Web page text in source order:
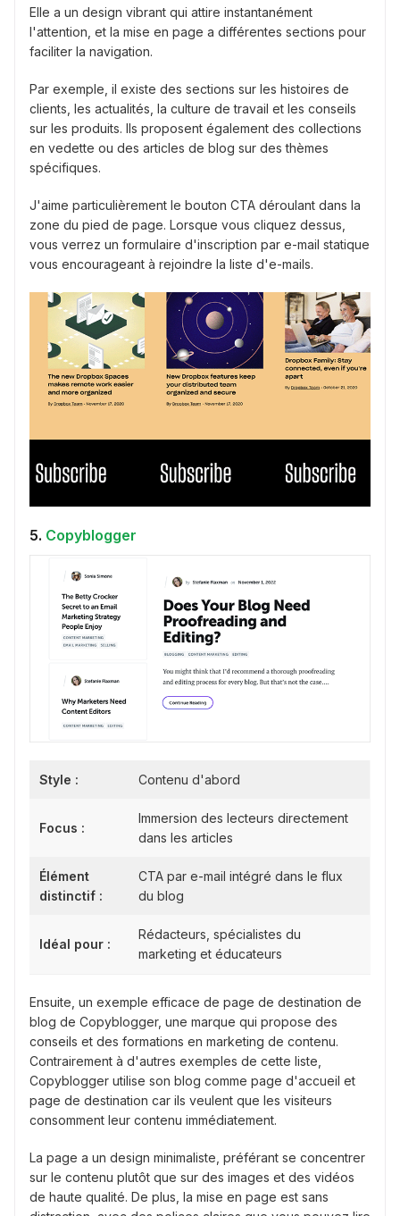
Elle a un design vibrant qui attire instantanément
l'attention, et la mise en page a différentes sections pour
faciliter la navigation.
Par exemple, il existe des sections sur les histoires de
clients, les actualités, la culture de travail et les conseils
sur les produits. Ils proposent également des collections
en vedette ou des articles de blog sur des thèmes
spécifiques.
J'aime particulièrement le bouton CTA déroulant dans la
zone du pied de page. Lorsque vous cliquez dessus,
vous verrez un formulaire d'inscription par e-mail statique
vous encourageant à rejoindre la liste d'e-mails.
5. Copyblogger
Style : Contenu d'abord
Focus :
Immersion des lecteurs directement
dans les articles
Élément
distinctif :
CTA par e-mail intégré dans le flux
du blog
Idéal pour :
Rédacteurs, spécialistes du
marketing et éducateurs
Ensuite, un exemple efficace de page de destination de
blog de Copyblogger, une marque qui propose des
conseils et des formations en marketing de contenu.
Contrairement à d'autres exemples de cette liste,
Copyblogger utilise son blog comme page d'accueil et
page de destination car ils veulent que les visiteurs
consomment leur contenu immédiatement.
La page a un design minimaliste, préférant se concentrer
sur le contenu plutôt que sur des images et des vidéos
de haute qualité. De plus, la mise en page est sans